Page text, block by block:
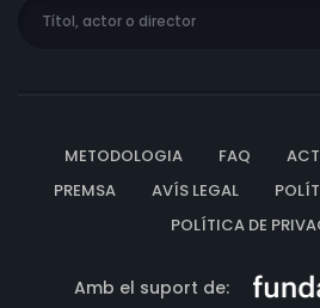
METODOLOGIA FAQ
PREMSA
AVÍS LEGAL
POLÍTICA DE
Amb el suport de: